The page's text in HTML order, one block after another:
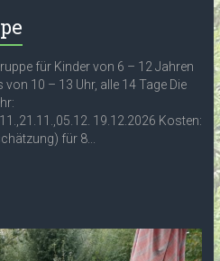
für Kinder von 6 – 12 Jahren
10 – 13 Uhr, alle 14 Tage Die
19.12.2026 Kosten:
für 8...